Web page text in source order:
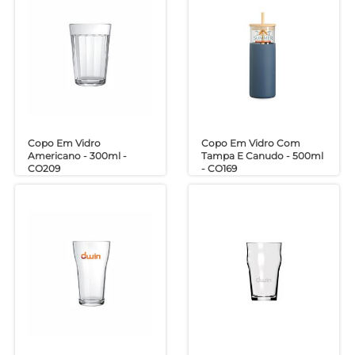
Copo Em Vidro
Americano - 300ml -
CO209
Copo Em Vidro Com
Tampa E Canudo - 500ml
- CO169